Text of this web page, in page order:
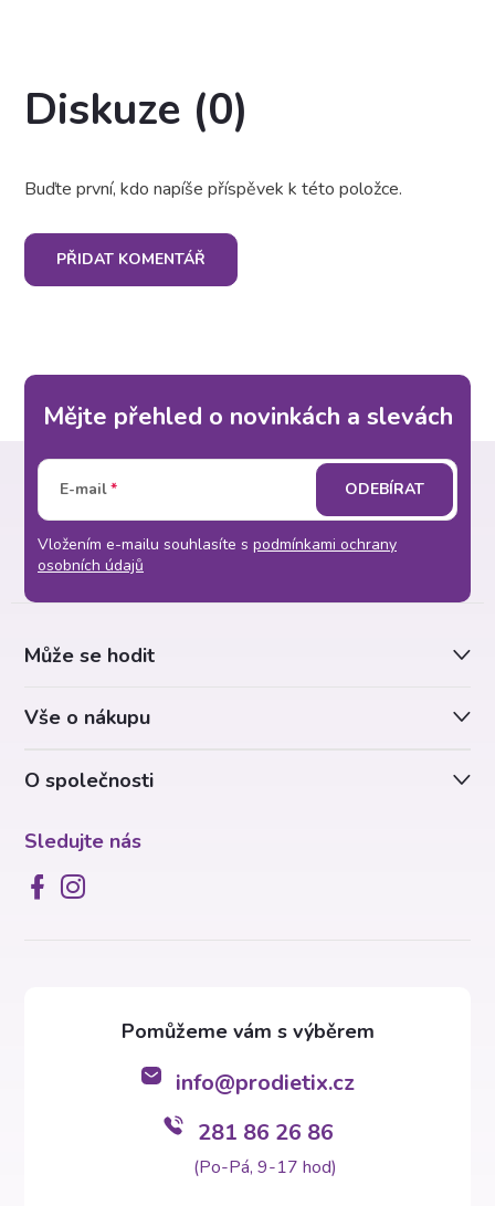
Diskuze (0)
Buďte první, kdo napíše příspěvek k této položce.
PŘIDAT KOMENTÁŘ
Mějte přehled o novinkách a slevách
E-mail
Vložením e-mailu souhlasíte s podmínkami ochrany
osobních údajů
ODEBÍRAT
O společnosti
Sledujte nás
Může se hodit
Vše o nákupu
info@prodietix.cz
281 86 26 86
(Po-Pá, 9-17 hod)